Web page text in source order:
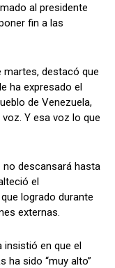
al presidente
fin a las
martes, destacó que
ha expresado el
de Venezuela,
Y esa voz lo que
no descansará hasta
el
logrado durante
externas.
insistió en que el
ha sido “muy alto”